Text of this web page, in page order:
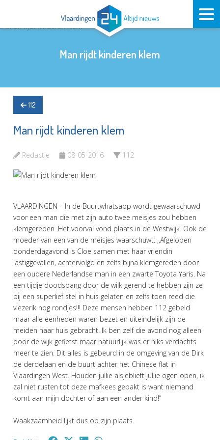
Man rijdt kinderen klem
112
Man rijdt kinderen klem
Redactie 08-05-2016 112
VLAARDINGEN – In de Buurtwhatsapp wordt gewaarschuwd
voor een man die met zijn auto twee meisjes zou hebben
klemgereden. Het voorval vond plaats in de Westwijk. Ook de
moeder van een van de meisjes waarschuwt: ,,Afgelopen
donderdagavond is Cloe samen met haar vriendin
lastiggevallen, achtervolgd en zelfs bijna klemgereden door
een oudere Nederlandse man in een zwarte Toyota Yaris. Na
een tijdje doodsbang door de wijk gerend te hebben zijn ze
bij een superlief stel in huis gelaten en zelfs toen reed die
viezerik nog rondjes!!! Deze mensen hebben 112 gebeld
maar alle eenheden waren bezet en uiteindelijk zijn de
meiden naar huis gebracht. Ik ben zelf die avond nog alleen
door de wijk gefietst maar natuurlijk was er niks verdachts
meer te zien. Dit alles is gebeurd in de omgeving van de Dirk
de derdelaan en de buurt achter het Chinese flat in
Vlaardingen West. Houden jullie alsjeblieft jullie ogen open, ik
zal niet rusten tot deze mafkees gepakt is want niemand
komt aan mijn dochter of aan een ander kind!’’
Waakzaamheid lijkt dus op zijn plaats.